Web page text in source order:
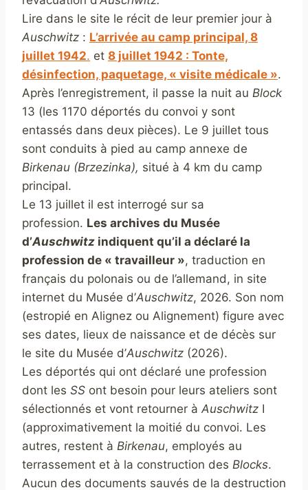
Lire dans le site le récit de leur premier jour à
Auschwitz : L’arrivée au camp principal, 8
juillet 1942. et 8 juillet 1942 : Tonte,
désinfection, paquetage, « visite médicale ».
Après l’enregistrement, il passe la nuit au Block
13 (les 1170 déportés du convoi y sont
entassés dans deux pièces). Le 9 juillet tous
sont conduits à pied au camp annexe de
Birkenau (Brzezinka), situé à 4 km du camp
principal.
Le 13 juillet il est interrogé sur sa
profession. Les archives du Musée
d’Auschwitz indiquent qu’il a déclaré la
profession de « travailleur », traduction en
français du polonais ou de l’allemand, in site
internet du Musée d’Auschwitz, 2026. Son nom
(estropié en Alignez ou Alignement) figure avec
ses dates, lieux de naissance et de décès sur
le site du Musée d’Auschwitz (2026).
Les déportés qui ont déclaré une profession
dont les SS ont besoin pour leurs ateliers sont
sélectionnés et vont retourner à Auschwitz I
(approximativement la moitié du convoi. Les
autres, restent à Birkenau, employés au
terrassement et à la construction des Blocks.
Aucun des documents sauvés de la destruction